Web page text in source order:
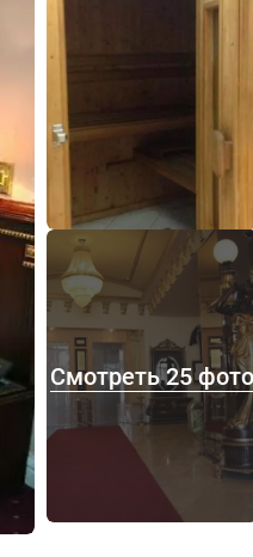
Смотреть 25 фото